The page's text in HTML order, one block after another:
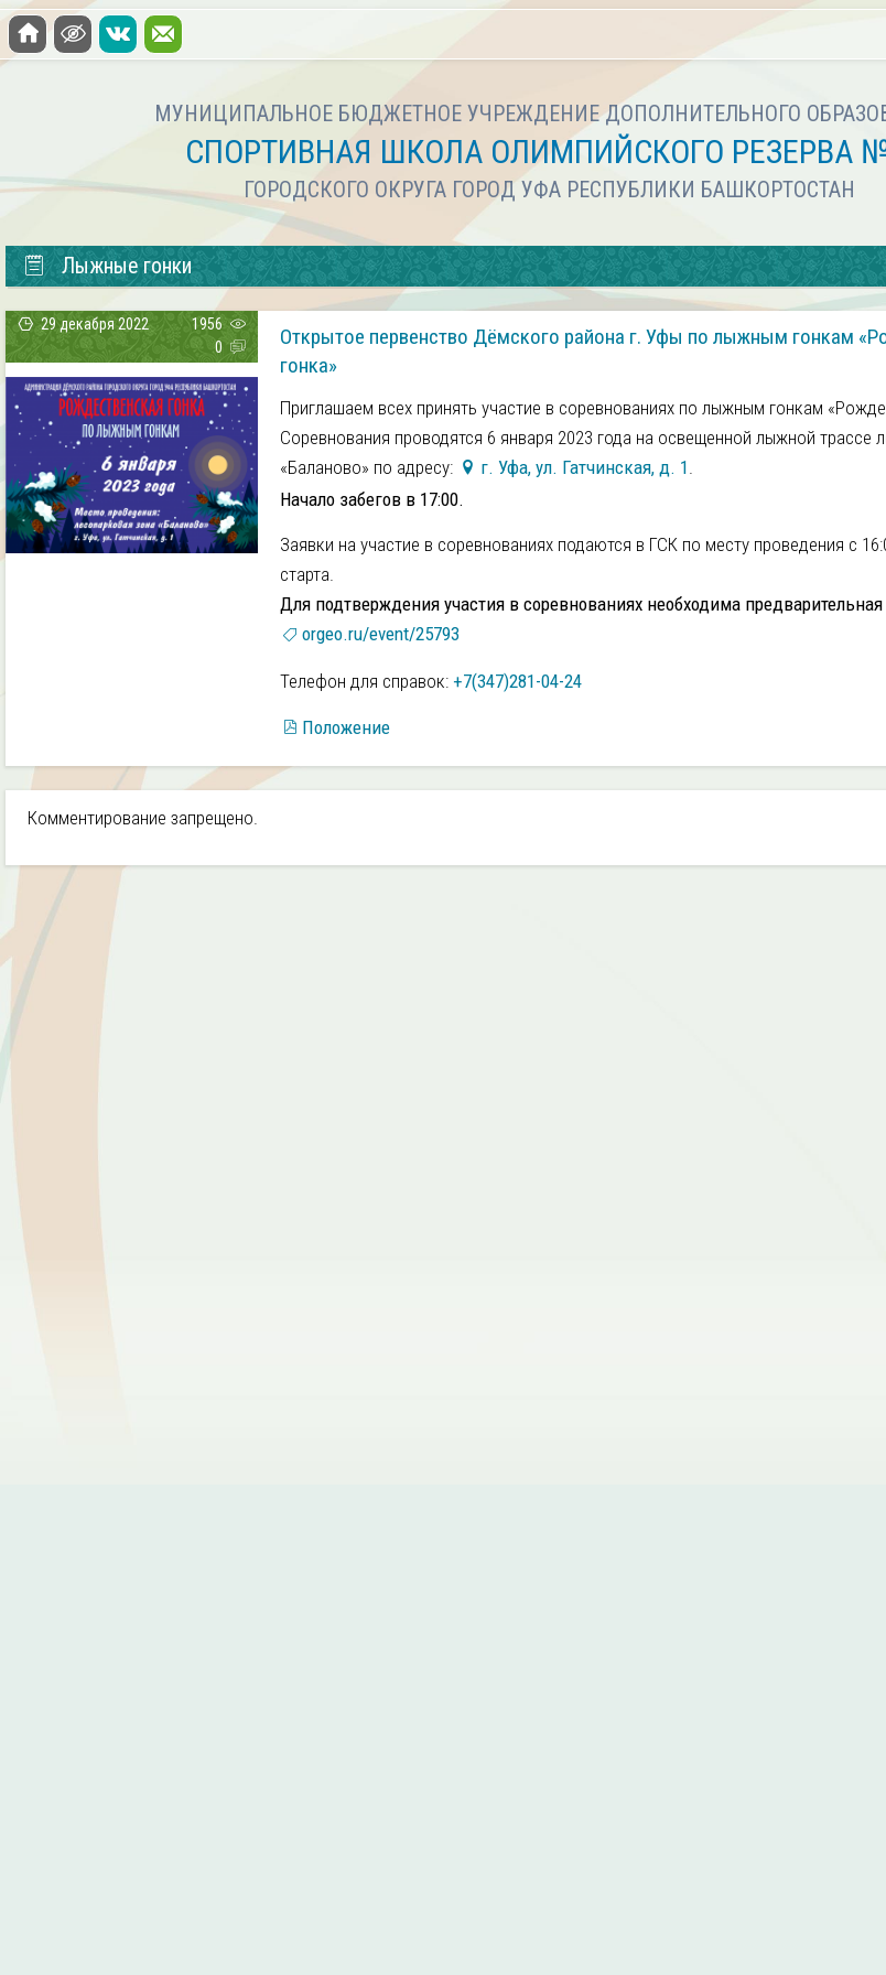
МУНИЦИПАЛЬНОЕ БЮДЖЕТНОЕ УЧРЕЖДЕНИЕ ДОПОЛНИТЕЛЬНОГО
СПОРТИВНАЯ ШКОЛА ОЛИМПИЙСКОГО РЕЗЕРВА
ГОРОДСКОГО ОКРУГА ГОРОД УФА РЕСПУБЛИКИ БАШКОРТОСТАН
Лыжные гонки
29 декабря 2022
1956
0
Открытое первенство Дёмского района г. Уфы по лыжным гонкам
гонка»
Приглашаем всех принять участие в соревнованиях по лыжным гонкам
Соревнования проводятся 6 января 2023 года на освещенной лыжной трассе
«Баланово» по адресу:
г. Уфа, ул. Гатчинская, д. 1
Начало забегов в 17:00.
Заявки на участие в соревнованиях подаются в ГСК по месту проведения с
старта.
Для подтверждения участия в соревнованиях необходима
orgeo.ru/event/25793
Телефон для справок: +7(347)281-04-24
Положение
Комментирование запрещено.